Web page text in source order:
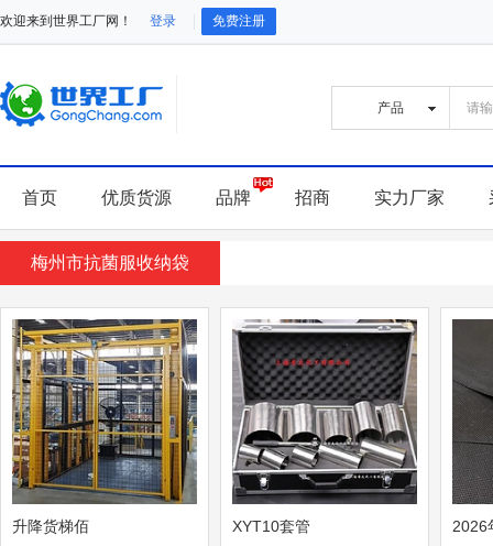
欢迎来到世界工厂网！ 登录 免费注册
首页 优质货源 品牌 招商 实力厂家
梅州市抗菌服收纳袋
升降货梯佰 XYT10套管 2026